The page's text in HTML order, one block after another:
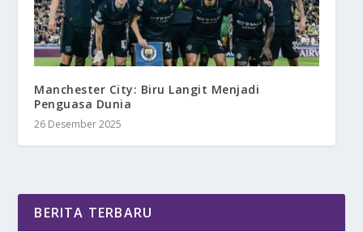
Manchester City: Biru Langit Menjadi
Penguasa Dunia
26 Desember 2025
BERITA TERBARU